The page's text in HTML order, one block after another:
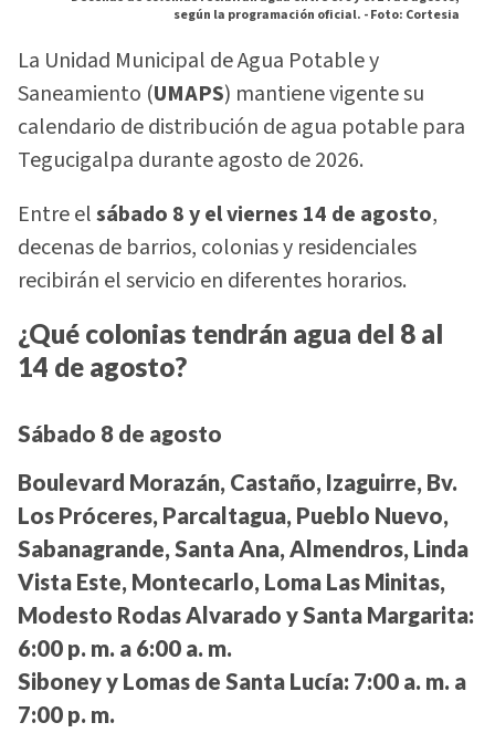
según la programación oficial. -Foto: Cortesia
La Unidad Municipal de Agua Potable y
Saneamiento (UMAPS) mantiene vigente su
calendario de distribución de agua potable para
Tegucigalpa durante agosto de 2026.
Entre elsábado 8 y el viernes 14 de agosto,
decenas de barrios, colonias y residenciales
recibirán el servicio en diferentes horarios.
¿Qué colonias tendrán agua del 8 al
14 de agosto?
Sábado 8 de agosto
Boulevard Morazán, Castaño, Izaguirre, Bv.
Los Próceres, Parcaltagua, Pueblo Nuevo,
Sabanagrande, Santa Ana, Almendros, Linda
Vista Este, Montecarlo, Loma Las Minitas,
Modesto Rodas Alvarado y Santa Margarita:
6:00 p. m. a 6:00 a. m.
Siboney y Lomas de Santa Lucía: 7:00 a. m. a
7:00 p. m.